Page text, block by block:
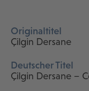
Originaltitel
Çilgin Dersane
Deutscher Titel
Çilgin Dersane –